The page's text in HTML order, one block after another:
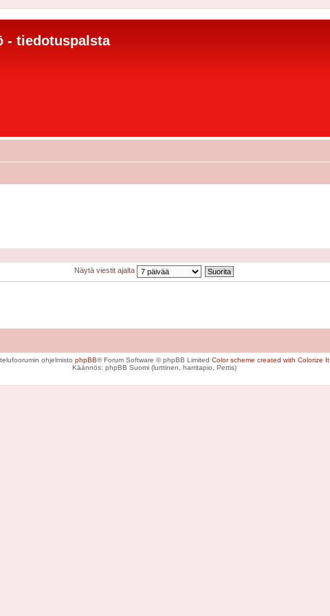
- tiedotuspalsta
Näytä viestit ajalta
ohjelmisto phpBB® Forum Software © phpBB Limited Color scheme created with Colorize It
Käännös: phpBB Suomi (lurttinen, harritapio, Pettis)